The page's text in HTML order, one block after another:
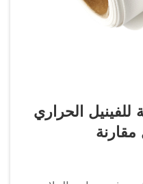
للفينيل الحراري
مقارنة